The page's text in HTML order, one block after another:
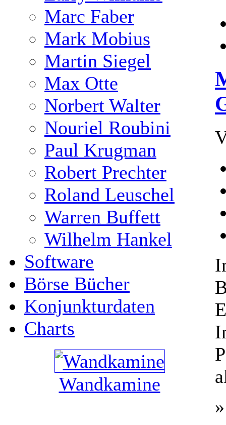
Marc Faber
Mark Mobius
Martin Siegel
Max Otte
Norbert Walter
Nouriel Roubini
Paul Krugman
Robert Prechter
Roland Leuschel
Warren Buffett
Wilhelm Hankel
Software
Börse Bücher
Konjunkturdaten
Charts
Wandkamine
»